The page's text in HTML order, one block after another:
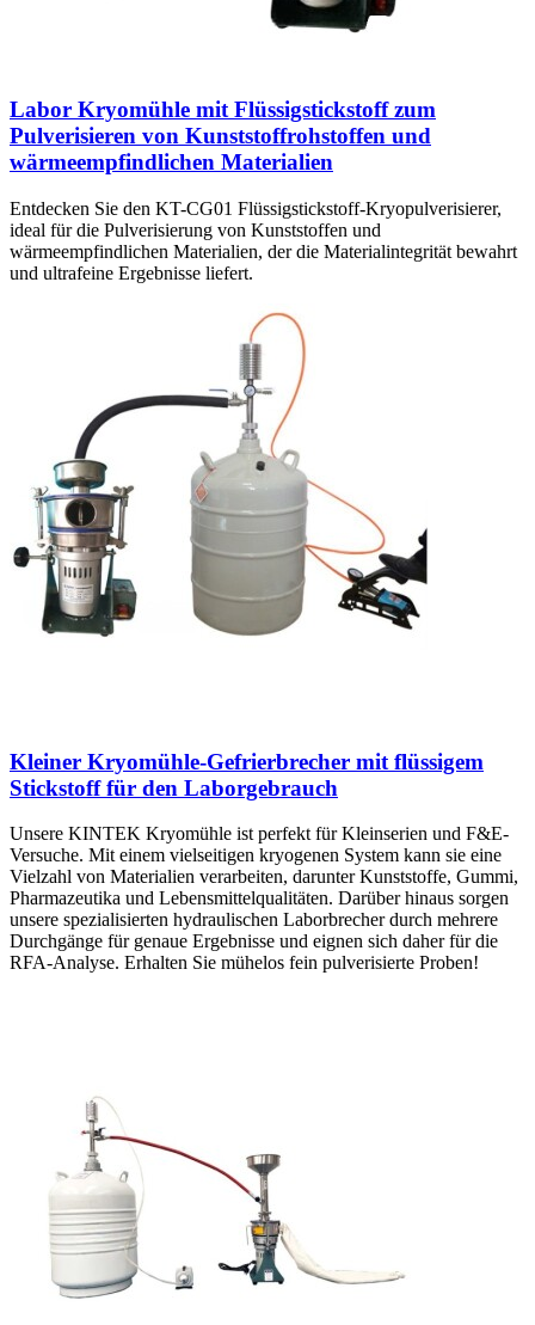
Labor Kryomühle mit Flüssigstickstoff zum
Pulverisieren von Kunststoffrohstoffen und
wärmeempfindlichen Materialien
Entdecken Sie den KT-CG01 Flüssigstickstoff-Kryopulverisierer,
ideal für die Pulverisierung von Kunststoffen und
wärmeempfindlichen Materialien, der die Materialintegrität bewahrt
und ultrafeine Ergebnisse liefert.
Kleiner Kryomühle-Gefrierbrecher mit flüssigem
Stickstoff für den Laborgebrauch
Unsere KINTEK Kryomühle ist perfekt für Kleinserien und F&E-
Versuche. Mit einem vielseitigen kryogenen System kann sie eine
Vielzahl von Materialien verarbeiten, darunter Kunststoffe, Gummi,
Pharmazeutika und Lebensmittelqualitäten. Darüber hinaus sorgen
unsere spezialisierten hydraulischen Laborbrecher durch mehrere
Durchgänge für genaue Ergebnisse und eignen sich daher für die
RFA-Analyse. Erhalten Sie mühelos fein pulverisierte Proben!